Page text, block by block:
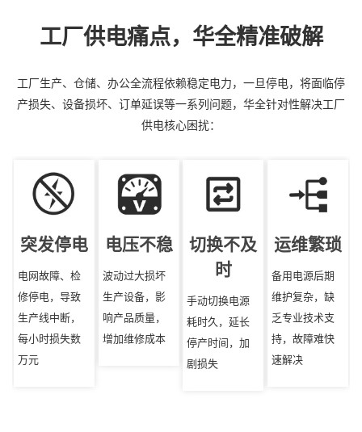
工厂供电痛点，华全精准破解
工厂生产、仓储、办公全流程依赖稳定电力，一旦停电，将面临停
产损失、设备损坏、订单延误等一系列问题，华全针对性解决工厂
供电核心困扰：
突发停电
电网故障、检
修停电，导致
生产线中断，
每小时损失数
万元
电压不稳
波动过大损坏
生产设备，影
响产品质量，
增加维修成本
切换不及
时
手动切换电源
耗时久，延长
停产时间，加
剧损失
运维繁琐
备用电源后期
维护复杂，缺
乏专业技术支
持，故障难快
速解决